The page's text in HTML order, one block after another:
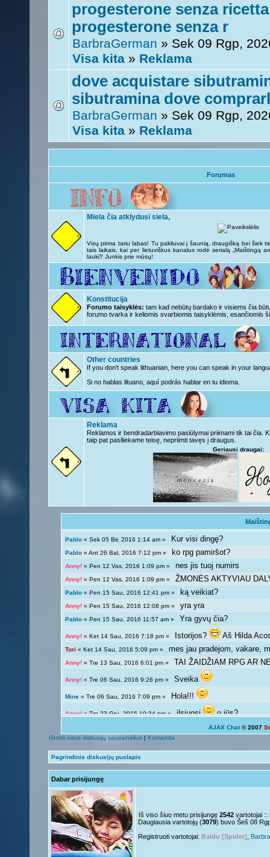
progesterone senza
progesterone senza r
BarbraGerman » Sek 09 Rgp,
Visa kita » Reklama
dove acquistare
sibutramina dove
BarbraGerman » Sek 09 Rgp,
Visa kita » Reklama
Forumas
Miela čia atklydusi siela,
Visų pirma tariu labas! Tu pakliuvai į šaunią, draugišką bei šiek
tais laikais, kai per lietuviškus kanalus rodė serialą „Maištingą
lauki? Junkis prie mūsų!
Konstitucija
Forumo taisyklės: tam kad nebūtų bardako ir visiems čia
forumo tvarka ir keliomis svarbiomis taisyklėmis, esančiomis
Other countries
If you don't speak lithuanian, here you can speak in your
Si no hablas lituano, aquí podrás hablar en tu idioma.
Reklama
Reklamos ir bendradarbiavimo pasiūlymai priimami tik tai čia.
taip pat pasiliekame teisę, nepriimti tavęs į draugus.
Geriausi draugai:
Pablo « Sek 05 Bir, 2016 1:14 am » Kur visi dingę?
Pablo « Ant 26 Bal, 2016 7:12 pm » ko rpg pamiršot?
Anny! « Pen 12 Vas, 2016 1:09 pm »nes jis tuoj numirs
Anny! « Pen 12 Vas, 2016 1:09 pm »ŽMONĖS AKTYVIAU
Pablo « Pen 15 Sau, 2016 12:41 pm » ką veikiat?
Anny! « Pen 15 Sau, 2016 12:08 pm »yra yra
Pablo « Pen 15 Sau, 2016 11:57 am » Yra gyvų čia?
Anny! « Ket 14 Sau, 2016 7:18 pm » Istorijos? Aš Hilda
Tori « Ket 14 Sau, 2016 5:09 pm »mes jau pradėjom, vakare,
Anny! « Tre 13 Sau, 2016 6:01 pm » TAI ŽAIDŽIAM RPG AR
Anny! « Tre 06 Sau, 2016 9:26 pm »Sveika
Mine « Tre 06 Sau, 2016 7:09 pm » Hola!!!
Anny! « Tre 23 Gru, 2015 10:34 pm »ilsiuosi o jūs?
Ką veikiat?
Anny!« Sek 13 Rgs, 2015 9:54 pm »galima ir atsipalaiduoti
Giedryte.« Sek 13 Rgs, 2015 7:40 pm »
Anny!« Pir 07 Rgs, 2015 9:14 pm »
Giedryte.« Pir 07 Rgs, 2015 7:36 pm » Nelabai..
Anny!« Pen 04 Rgs, 2015 9:51 pm » o tu? Juk irgi
Giedryte.« Pen 04 Rgs, 2015 5:29 pm »
AJAX Chat © 2007
Ištrinti visus diskusijų sausainėlius | Komanda
Pagrindinis diskusijų puslapis
Dabar prisijungę
Iš viso šiuo metu prisijungę 2542 vartotojai ::
Daugiausia vartotojų (3079) buvo Šeš 08
Registruoti vartotojai: Baidu [Spider]